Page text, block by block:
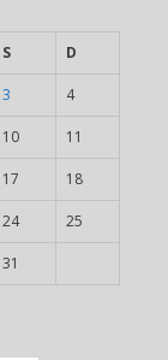
S D
3 4
10 11
17 18
24 25
31